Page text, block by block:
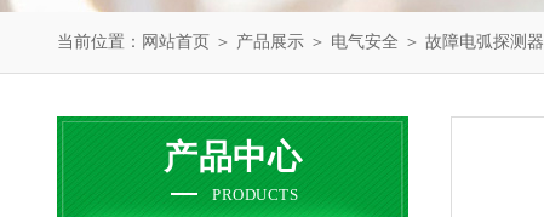
当前位置： 网站首页 ＞ 产品展示 ＞ 电气安全 ＞ 故障电弧探测器
产品中心
PRODUCTS